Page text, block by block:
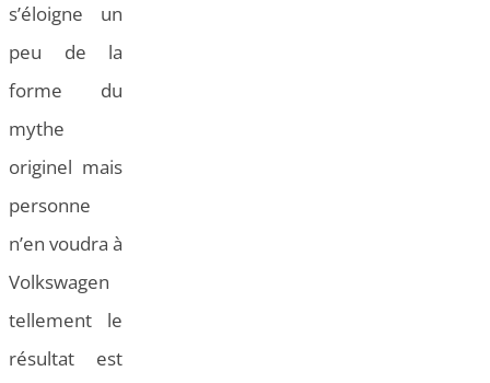
s’éloigne un
peu de la
forme du
mythe
originel mais
personne
n’en voudra à
Volkswagen
tellement le
résultat est